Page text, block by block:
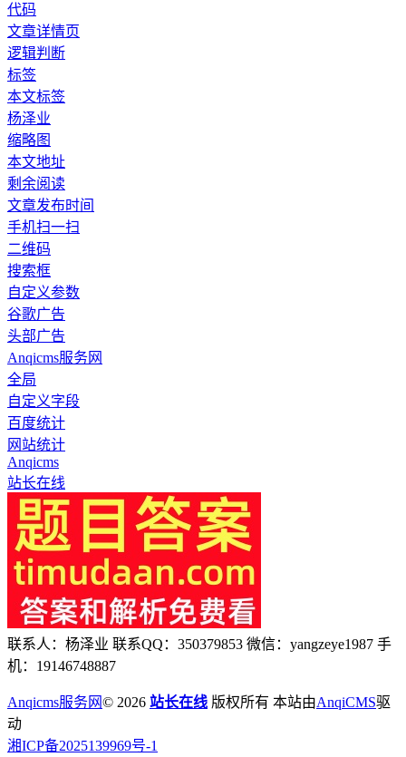
代码
文章详情页
逻辑判断
标签
本文标签
杨泽业
缩略图
本文地址
剩余阅读
文章发布时间
手机扫一扫
二维码
搜索框
自定义参数
谷歌广告
头部广告
Anqicms服务网
全局
自定义字段
百度统计
网站统计
Anqicms
站长在线
联系人：杨泽业 联系QQ：350379853 微信：yangzeye1987 手
机：19146748887
Anqicms服务网© 2026 站长在线 版权所有 本站由AnqiCMS驱
动
湘ICP备2025139969号-1